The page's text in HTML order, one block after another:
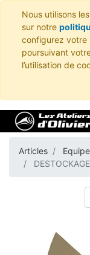
Nous utilisons
sur notre
configurez votre
poursuivant
l’utilisation de
Articles